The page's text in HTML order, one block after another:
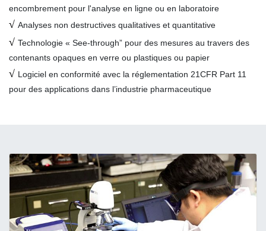
encombrement pour l'analyse en ligne ou en laboratoire
√ Analyses non destructives qualitatives et quantitative
√ Technologie « See-through” pour des mesures au travers des
contenants opaques en verre ou plastiques ou papier
√ Logiciel en conformité avec la réglementation 21CFR Part 11
pour des applications dans l’industrie pharmaceutique